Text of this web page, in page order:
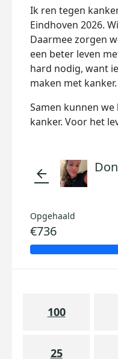
Ik ren tegen
Eindhoven 2026.
Daarmee zorgen
een beter leven
hard nodig, want
maken met kanker.
Samen kunnen we
kanker. Voor het
arrow_back
Opgehaald
€736
100
25